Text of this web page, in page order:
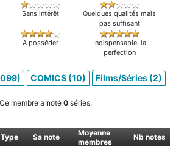
Sans intérêt
Quelques qualités mais
pas suffisant
A posséder
Indispensable, la
perfection
COMICS (10) Films/Séries (2)
Ce membre a noté 0 séries.
Type Sa note
Moyenne
membres
Nb notes